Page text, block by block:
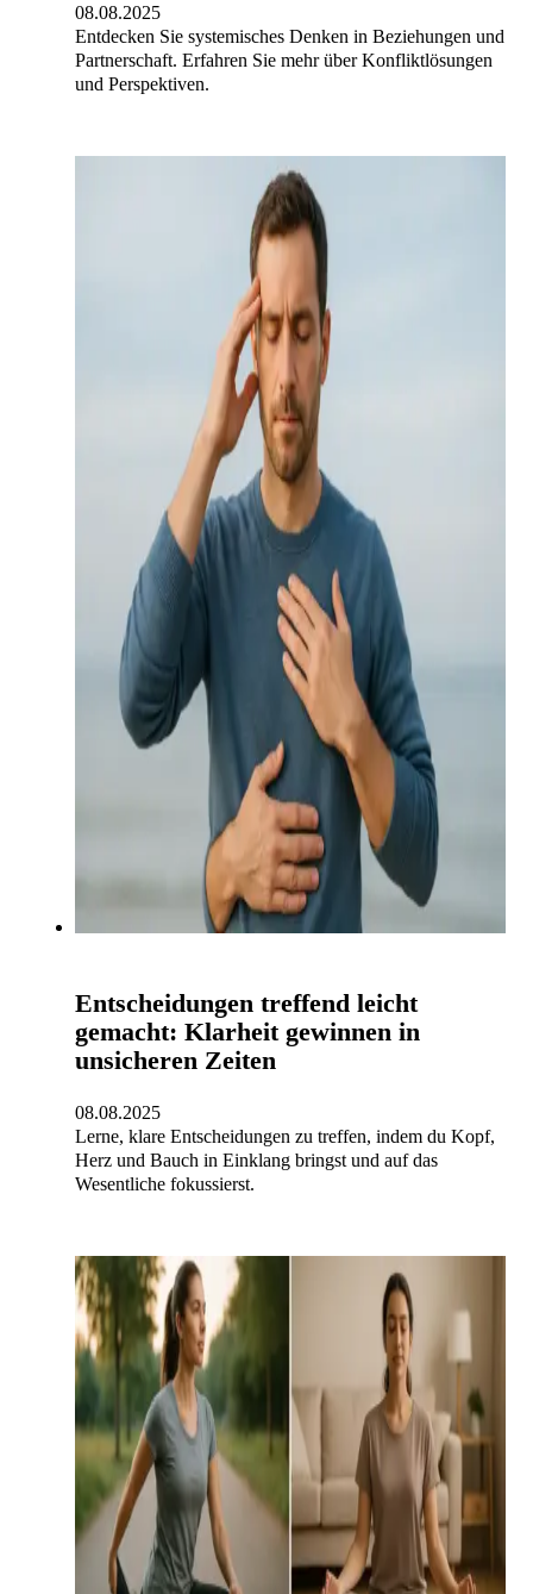
08.08.2025
Entdecken Sie systemisches Denken in Beziehungen und
Partnerschaft. Erfahren Sie mehr über Konfliktlösungen
und Perspektiven.
Entscheidungen treffend leicht
gemacht: Klarheit gewinnen in
unsicheren Zeiten
08.08.2025
Lerne, klare Entscheidungen zu treffen, indem du Kopf,
Herz und Bauch in Einklang bringst und auf das
Wesentliche fokussierst.